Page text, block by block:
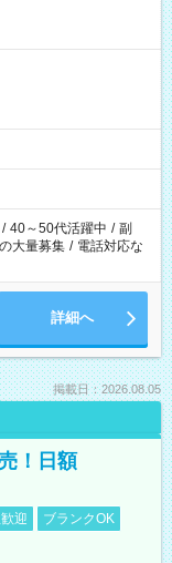
/ 40～50代活躍中 / 副
大量募集 / 電話対応な
詳細へ
掲載日：2026.08.05
！日額
迎
ブランクOK